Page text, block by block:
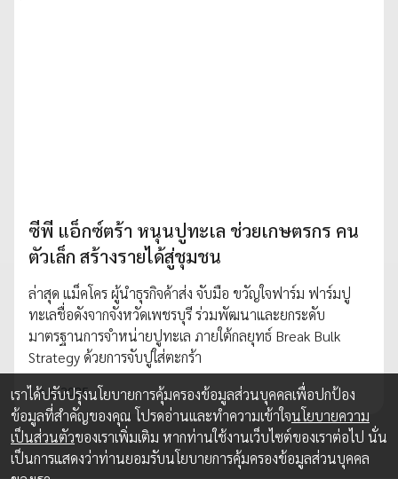
ซีพี แอ็กซ์ตร้า หนุนปูทะเล ช่วยเกษตรกร คน
ตัวเล็ก สร้างรายได้สู่ชุมชน
ล่าสุด แม็คโคร ผู้นำธุรกิจค้าส่ง จับมือ ขวัญใจฟาร์ม ฟาร์มปู
ทะเลชื่อดังจากจังหวัดเพชรบุรี ร่วมพัฒนาและยกระดับ
มาตรฐานการจำหน่ายปูทะเล ภายใต้กลยุทธ์ Break Bulk
Strategy ด้วยการจับปูใส่ตะกร้า
1 ก.ย. 2025
เราได้ปรับปรุงนโยบายการคุ้มครองข้อมูลส่วนบุคคลเพื่อปกป้อง
ข้อมูลที่สำคัญของคุณ โปรดอ่านและทำความเข้าใจนโยบายความ
เป็นส่วนตัวของเราเพิ่มเติม หากท่านใช้งานเว็บไซต์ของเราต่อไป นั่น
เป็นการแสดงว่าท่านยอมรับนโยบายการคุ้มครองข้อมูลส่วนบุคคล